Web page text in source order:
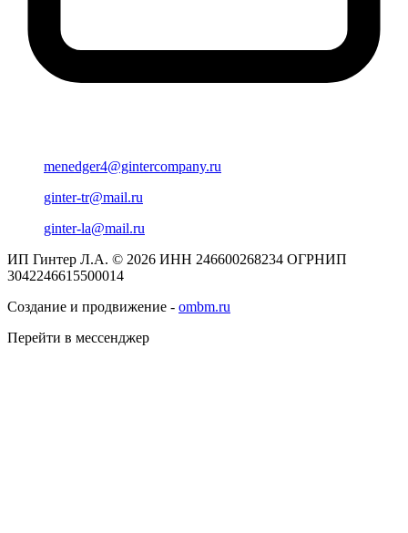
menedger4@gintercompany.ru
ginter-tr@mail.ru
ginter-la@mail.ru
ИП Гинтер Л.А. © 2026 ИНН 246600268234 ОГРНИП
3042246615500014
Создание и продвижение - ombm.ru
Перейти в мессенджер